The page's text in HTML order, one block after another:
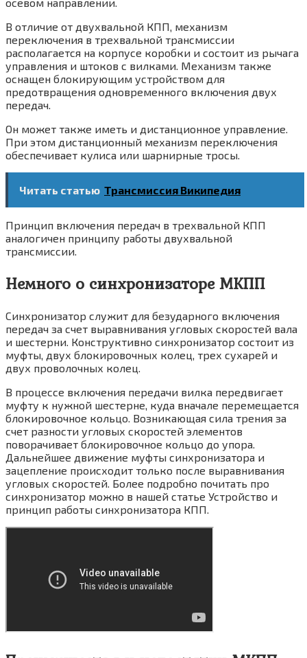
В отличие от двухвальной КПП, механизм
переключения в трехвальной трансмиссии
располагается на корпусе коробки и состоит из рычага
управления и штоков с вилками. Механизм также
оснащен блокирующим устройством для
предотвращения одновременного включения двух
передач.
Он может также иметь и дистанционное управление.
При этом дистанционный механизм переключения
обеспечивает кулиса или шарнирные тросы.
Читать статью Трансмиссия Википедия
Принцип включения передач в трехвальной КПП
аналогичен принципу работы двухвальной
трансмиссии.
Немного о синхронизаторе МКПП
Синхронизатор служит для безударного включения
передач за счет выравнивания угловых скоростей вала
и шестерни. Конструктивно синхронизатор состоит из
муфты, двух блокировочных колец, трех сухарей и
двух проволочных колец.
В процессе включения передачи вилка передвигает
муфту к нужной шестерне, куда вначале перемещается
блокировочное кольцо. Возникающая сила трения за
счет разности угловых скоростей элементов
поворачивает блокировочное кольцо до упора.
Дальнейшее движение муфты синхронизатора и
зацепление происходит только после выравнивания
угловых скоростей. Более подробно почитать про
синхронизатор можно в нашей статье Устройство и
принцип работы синхронизатора КПП.